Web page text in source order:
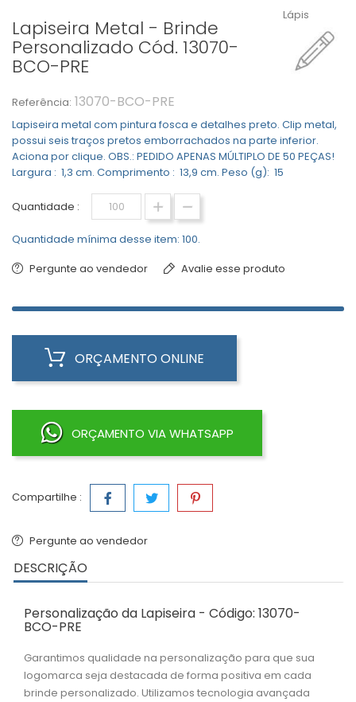
Lapiseira Metal - Brinde
Personalizado Cód. 13070-
BCO-PRE
Referência: 13070-BCO-PRE
Lapiseira metal com pintura fosca e detalhes preto. Clip metal,
possui seis traços pretos emborrachados na parte inferior.
Aciona por clique. OBS.: PEDIDO APENAS MÚLTIPLO DE 50 PEÇAS!
Largura : 1,3 cm. Comprimento : 13,9 cm. Peso (g): 15
Quantidade :
Quantidade mínima desse item: 100.
Pergunte ao vendedor
Avalie esse produto
ORÇAMENTO ONLINE
ORÇAMENTO VIA WHATSAPP
Compartilhe :
Lápis
Pergunte ao vendedor
DESCRIÇÃO
Personalização da Lapiseira - Código: 13070-
BCO-PRE
Garantimos qualidade na personalização para que sua
logomarca seja destacada de forma positiva em cada
brinde personalizado. Utilizamos tecnologia avançada